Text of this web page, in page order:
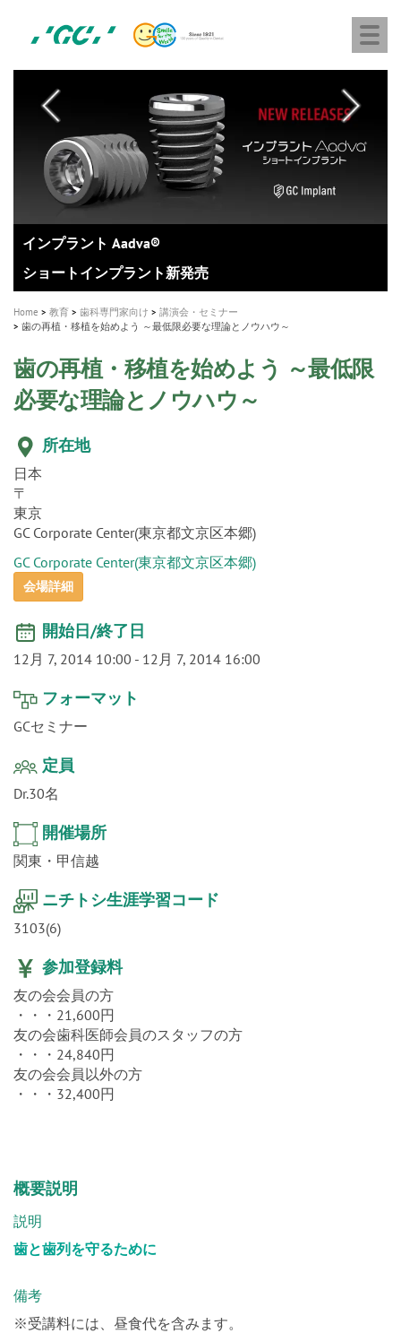
A healthy smile greatly contributes to your quality of life
新発売 エバーエックス フロー
製品の詳細情報はこちら
「セラスマート テクノロジーブック」公開
「イニシャル LiSi（リジ）ブロック テクノロジーブッ
ク」公開
歯を内部まで白くする
医療ホワイトニング ティオン®
新製品 イオム ナゴミ for DH
専用サイトはこちら
新製品バキュクレーブ 118 / 318 Prime
製品の詳細情報はこちら
インプラント Aadva®
ショートインプラント新発売
GCグループ企業
Home 教育 歯科専門家向け
講演会・セミナー
歯の再植・移植を始めよう ～最低限必要な理論とノウハウ～
歯の再植・移植を始めよう ～最低限
必要な理論とノウハウ～
所在地
日本
〒
東京
GC Corporate Center(東京都文京区本郷)
GC Corporate Center(東京都文京区本郷)
会場詳細
開始日/終了日
12月 7, 2014 10:00 - 12月 7, 2014 16:00
フォーマット
GCセミナー
定員
Dr.30名
開催場所
関東・甲信越
ニチトシ生涯学習コード
3103(6)
参加登録料
友の会会員の方
・・・21,600円
友の会歯科医師会員のスタッフの方
・・・24,840円
友の会会員以外の方
・・・32,400円
概要説明
説明
歯と歯列を守るために
備考
※受講料には、昼食代を含みます。